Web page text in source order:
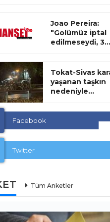
Joao Pereira:
"Golümüz iptal
edilmeseydi, 3...
Tokat-Sivas
yaşanan taşkın
nedeniyle...
Facebook
Twitter
Tüm Anketler